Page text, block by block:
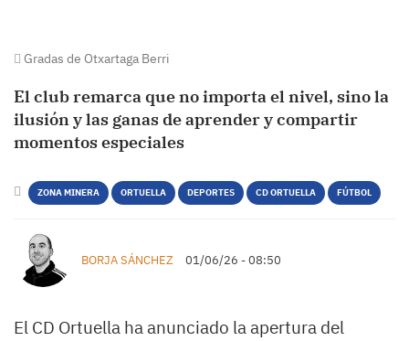
Gradas de Otxartaga Berri
El club remarca que no importa el nivel, sino la
ilusión y las ganas de aprender y compartir
momentos especiales
ZONA MINERA ORTUELLA DEPORTES CD ORTUELLA FÚTBOL
BORJA SÁNCHEZ 01/06/26 - 08:50
El CD Ortuella ha anunciado la apertura del